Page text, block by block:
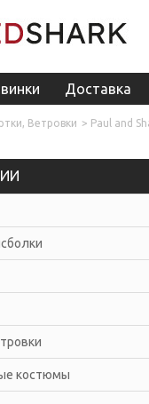
Доставка
Ветровки > Paul and
костюмы